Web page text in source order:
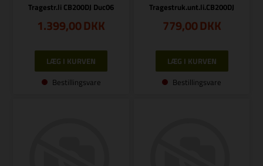
Tragestr.li CB200DJ Duc06
1.399,00DKK
Bestillingsvare
Tragestruk.unt.li.CB200DJ
779,00DKK
Bestillingsvare